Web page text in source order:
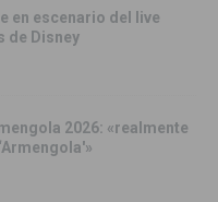
en escenario del live
de Disney
2026: «realmente